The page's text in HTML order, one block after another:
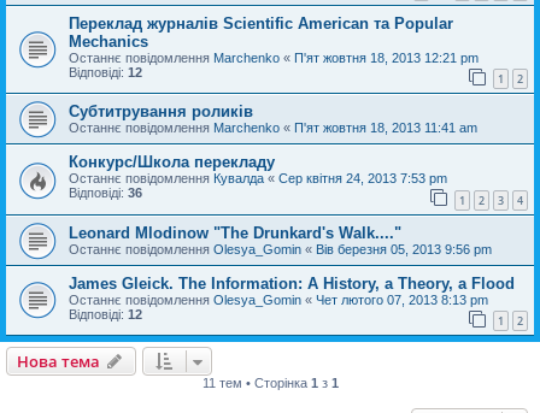
Переклад журналів Scientific American та Popular
Mechanics
Останнє повідомлення Marchenko « П'ят жовтня 18, 2013 12:21 pm
Відповіді: 12 1 2
Субтитрування роликів
Останнє повідомлення Marchenko « П'ят жовтня 18, 2013 11:41 am
Конкурс/Школа перекладу
Останнє повідомлення Кувалда « Сер квітня 24, 2013 7:53 pm
Відповіді: 36 1 2 3 4
Leonard Mlodinow "The Drunkard's Walk...."
Останнє повідомлення Olesya_Gomin « Вів березня 05, 2013 9:56 pm
James Gleick. The Information: A History, a Theory, a Flood
Останнє повідомлення Olesya_Gomin « Чет лютого 07, 2013 8:13 pm
Відповіді: 12 1 2
Нова тема
11 тем • Сторінка 1з 1